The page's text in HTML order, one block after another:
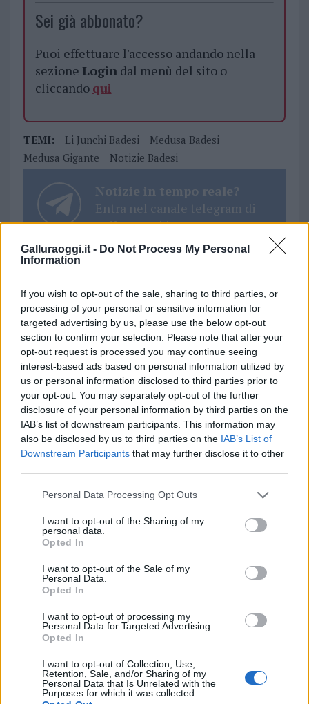
Galluraoggi.it - Do Not Process My Personal
Information
If you wish to opt-out of the sale, sharing to third parties, or
processing of your personal or sensitive information for
targeted advertising by us, please use the below opt-out
section to confirm your selection. Please note that after your
opt-out request is processed you may continue seeing
interest-based ads based on personal information utilized by
us or personal information disclosed to third parties prior to
your opt-out. You may separately opt-out of the further
disclosure of your personal information by third parties on the
IAB’s list of downstream participants. This information may
also be disclosed by us to third parties on the IAB’s List of
Downstream Participants that may further disclose it to other
Please note that this website/app uses one or more Google
not limited to your visit or usage behaviour. You may click to
grant or deny consent to Google and its third-party tags to
use your data for below specified purposes in below Google
consent section.
Personal Data Processing Opt Outs
I want to opt-out of the Sharing of my
personal data.
Opted In
I want to opt-out of the Sale of my
Personal Data.
Opted In
I want to opt-out of processing my
Personal Data for Targeted Advertising.
Opted In
I want to opt-out of Collection, Use,
Retention, Sale, and/or Sharing of my
Personal Data that Is Unrelated with the
Purposes for which it was collected.
Sei già abbonato?
Puoi effettuare l'accesso andando nella
sezione Logindal menù del sito o
cliccando qui
TEMI: Li Junchi Badesi
Medusa Badesi
Medusa Gigante
Notizie Badesi
Notizie in tempo reale?
Entra nel canale telegram di
GalluraOggi.it
Inviaci le tue segnalazioni,
i tuoi video e le tue foto
Su WhatsApp al numero +39
345 356 7512
Ricevi le nostre ultime news
da Google News
Condividi l'articolo
F
a
ce
b
o
o
k
T
w
it
te
r
n
re
st
h
s
A
p
p
h
re
Prossimo articolo
NOTIZIE RECENTI